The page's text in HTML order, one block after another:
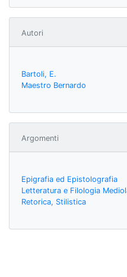
Autori
Bartoli, E.
Maestro Bernardo
Argomenti
Epigrafia ed Epistolografia
Letteratura e Filologia
Retorica, Stilistica